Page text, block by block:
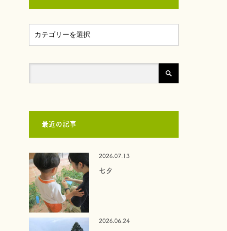
最近の記事
2026.07.13
七夕
2026.06.24